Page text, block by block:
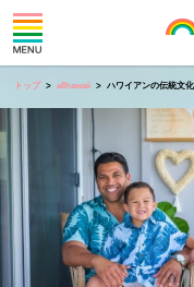
トップ allhawaii ハワイアンの伝統文